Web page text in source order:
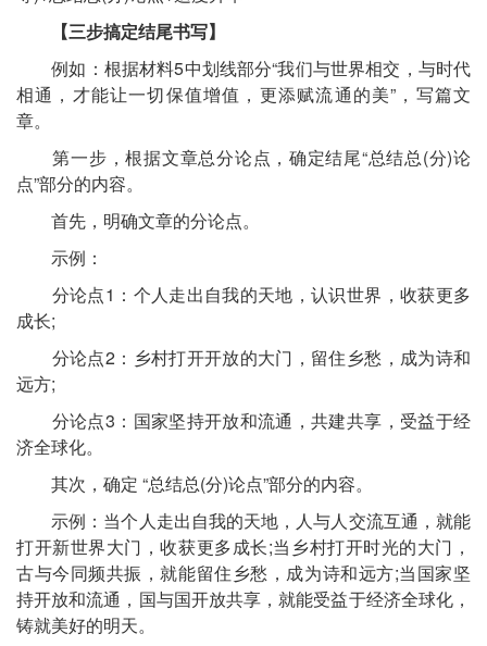
【三步搞定结尾书写】
例如：根据材料5中划线部分“我们与世界相交，与时代
相通，才能让一切保值增值，更添赋流通的美”，写篇文
章。
第一步，根据文章总分论点，确定结尾“总结总(分)论
点”部分的内容。
首先，明确文章的分论点。
示例：
分论点1：个人走出自我的天地，认识世界，收获更多
成长;
分论点2：乡村打开开放的大门，留住乡愁，成为诗和
远方;
分论点3：国家坚持开放和流通，共建共享，受益于经
济全球化。
其次，确定 “总结总(分)论点”部分的内容。
示例：当个人走出自我的天地，人与人交流互通，就能
打开新世界大门，收获更多成长;当乡村打开时光的大门，
古与今同频共振，就能留住乡愁，成为诗和远方;当国家坚
持开放和流通，国与国开放共享，就能受益于经济全球化，
铸就美好的明天。